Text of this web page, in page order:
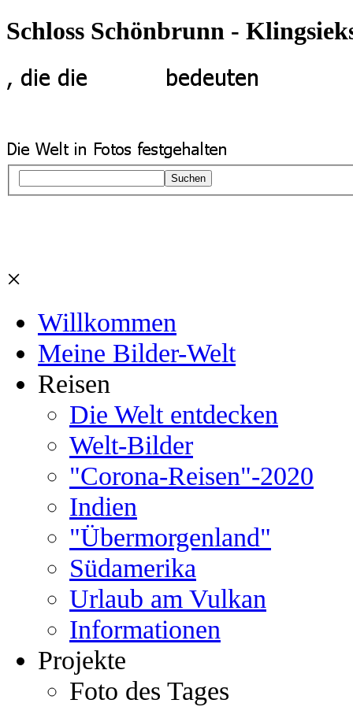
Schloss Schönbrunn -
Suchen
×
Willkommen
Meine Bilder-Welt
Reisen
Die Welt entdecken
Welt-Bilder
"Corona-Reisen"-2020
Indien
"Übermorgenland"
Südamerika
Urlaub am Vulkan
Informationen
Projekte
Foto des Tages